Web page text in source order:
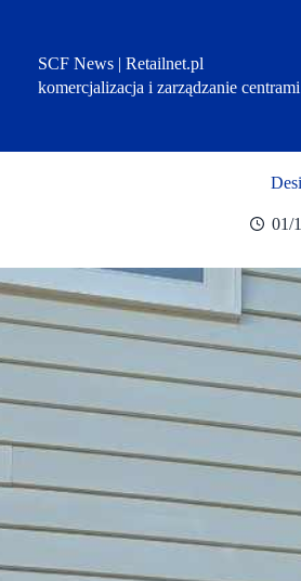
SCF News | Retailnet.pl
komercjalizacja i zarządzanie
01/